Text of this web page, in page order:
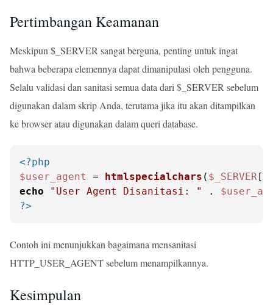
Pertimbangan Keamanan
Meskipun $_SERVER sangat berguna, penting untuk ingat
bahwa beberapa elemennya dapat dimanipulasi oleh pengguna.
Selalu validasi dan sanitasi semua data dari $_SERVER sebelum
digunakan dalam skrip Anda, terutama jika itu akan ditampilkan
ke browser atau digunakan dalam queri database.
<?php
$user_agent
= htmlspecialchars ( $_SERVER[
echo
"User Agent Disanitasi: " .
?>
Contoh ini menunjukkan bagaimana mensanitasi
HTTP_USER_AGENT sebelum menampilkannya.
Kesimpulan